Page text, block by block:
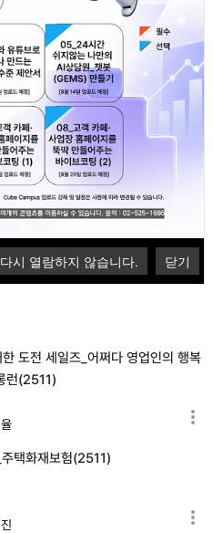
시 열람하지 않습니다. 닫기
AI 스마트
시험과정
테마강좌
개설과정
[신입과정 외]
도전 세일즈_어쩌다 영업인의 행복
런(2511)
택화재보험(2511)